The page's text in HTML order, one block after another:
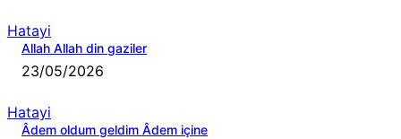
Hatayi
Allah Allah din gaziler
23/05/2026
Hatayi
Âdem oldum geldim Âdem içine